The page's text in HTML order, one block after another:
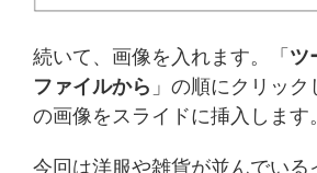
続いて、画像を入れます。「ツ
ファイルから 」の順にクリッ
の画像をスライドに挿入します。
今回は洋服や雑貨が並んでいる